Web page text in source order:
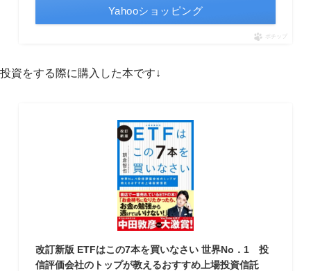
Yahooショッピング
ポチップ
投資をする際に購入した本です↓
改訂新版 ETFはこの7本を買いなさい 世界No．1 投
信評価会社のトップが教えるおすすめ上場投資信託